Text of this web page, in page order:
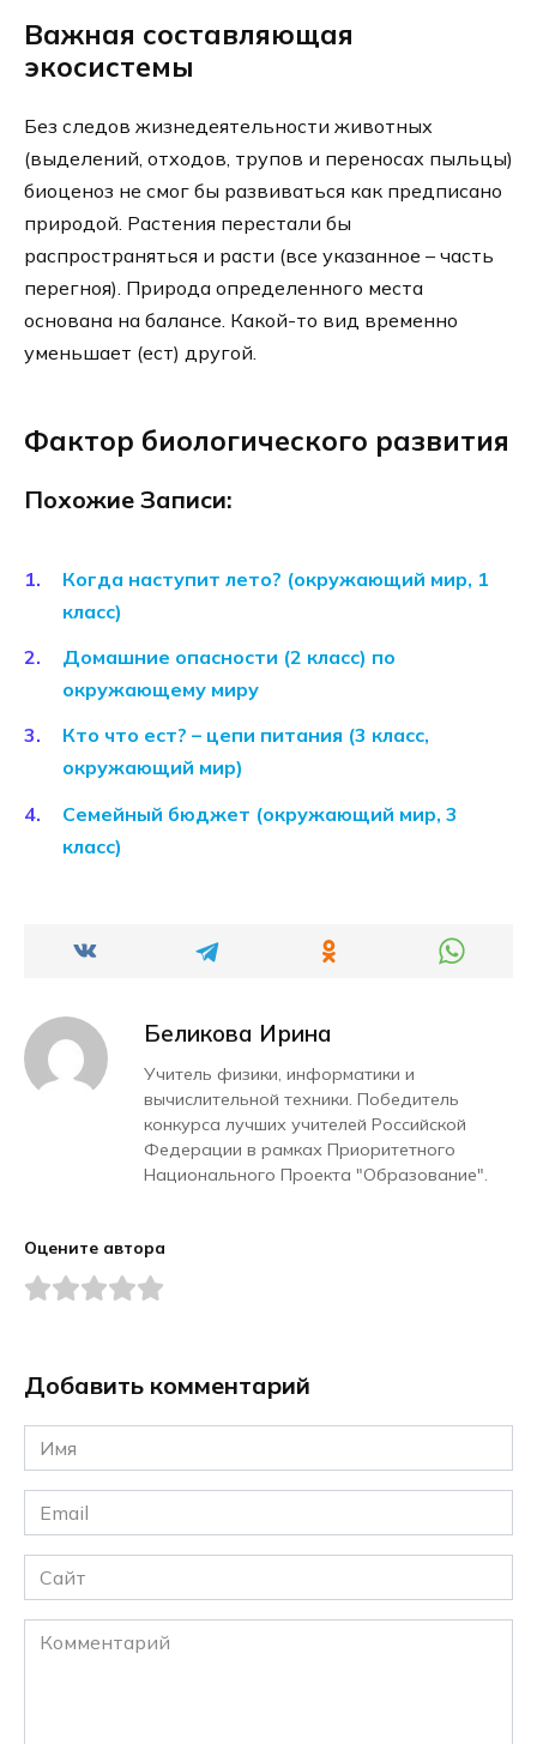
Важная составляющая
экосистемы
Без следов жизнедеятельности животных
(выделений, отходов, трупов и переносах пыльцы)
биоценоз не смог бы развиваться как предписано
природой. Растения перестали бы
распространяться и расти (все указанное – часть
перегноя). Природа определенного места
основана на балансе. Какой-то вид временно
уменьшает (ест) другой.
Фактор биологического развития
Похожие Записи:
Когда наступит лето? (окружающий мир, 1
класс)
Домашние опасности (2 класс) по
окружающему миру
Кто что ест? – цепи питания (3 класс,
окружающий мир)
Семейный бюджет (окружающий мир, 3
класс)
Беликова Ирина
Учитель физики, информатики и
вычислительной техники. Победитель
конкурса лучших учителей Российской
Федерации в рамках Приоритетного
Национального Проекта "Образование".
Оцените автора
Добавить комментарий
Имя
*
Email
*
Сайт
Комментарий